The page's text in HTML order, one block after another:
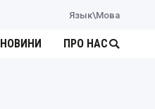
Язык\Мова
НОВИНИ ПРО НАСSearch: